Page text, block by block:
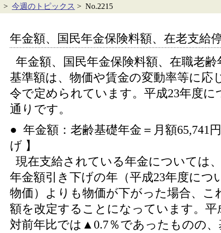
> 今週のトピックス > No.2215
年金額、国民年金保険料額、在老支給
年金額、国民年金保険料額、在職老
基準額は、物価や賃金の変動率等に応
令で定められています。平成23年度に
通りです。
● 年金額：老齢基礎年金＝月額65,741
げ 】
現在支給されている年金については
年金額引き下げの年（平成23年度につ
物価）よりも物価が下がった場合、こ
額を改定することになっています。平
対前年比では▲0.7％であったものの